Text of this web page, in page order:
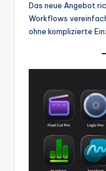
Das neue Angebot
Workflows
ohne komplizierte